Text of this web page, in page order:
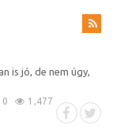
is jó, de nem úgy,
0 1,477